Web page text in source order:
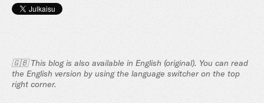
🇬🇧 This blog is also available in English (original). You can read
the English version by using the language switcher on the top
right corner.